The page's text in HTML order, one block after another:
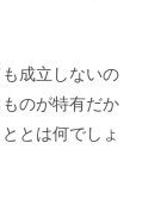
成立しないの
のが特有だか
とは何でしょ